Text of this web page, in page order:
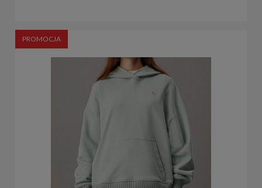
PROMOCJA